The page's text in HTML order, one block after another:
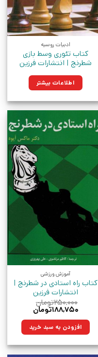
ادبیات روسیه
کتاب تئوری وسط بازی
شطرنج | انتشارات فرزین
اطلاعات بیشتر
آموزش ورزشی
کتاب راه استادی در شطرنج |
انتشارات فرزین
۲۵۰,۰۰۰تومان
قیمت
۲۵۰,۰۰۰تومان
بود.
۱۸۸,۷۵۰تومان
۱۸۸,۷۵۰تومان.افزودن به سبد خرید